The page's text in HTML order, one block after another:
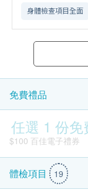
身體檢查項目全面
免費禮品
任選 1 份
$100 百佳電子禮券
體檢項目 19